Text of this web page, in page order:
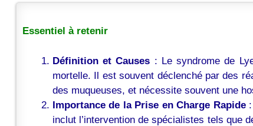
Essentiel à retenir
Définition et Causes : Le syndrome de
mortelle. Il est souvent déclenché par des
des muqueuses, et nécessite souvent une
Importance de la Prise en Charge Rapide:
inclut l’intervention de spécialistes tels que